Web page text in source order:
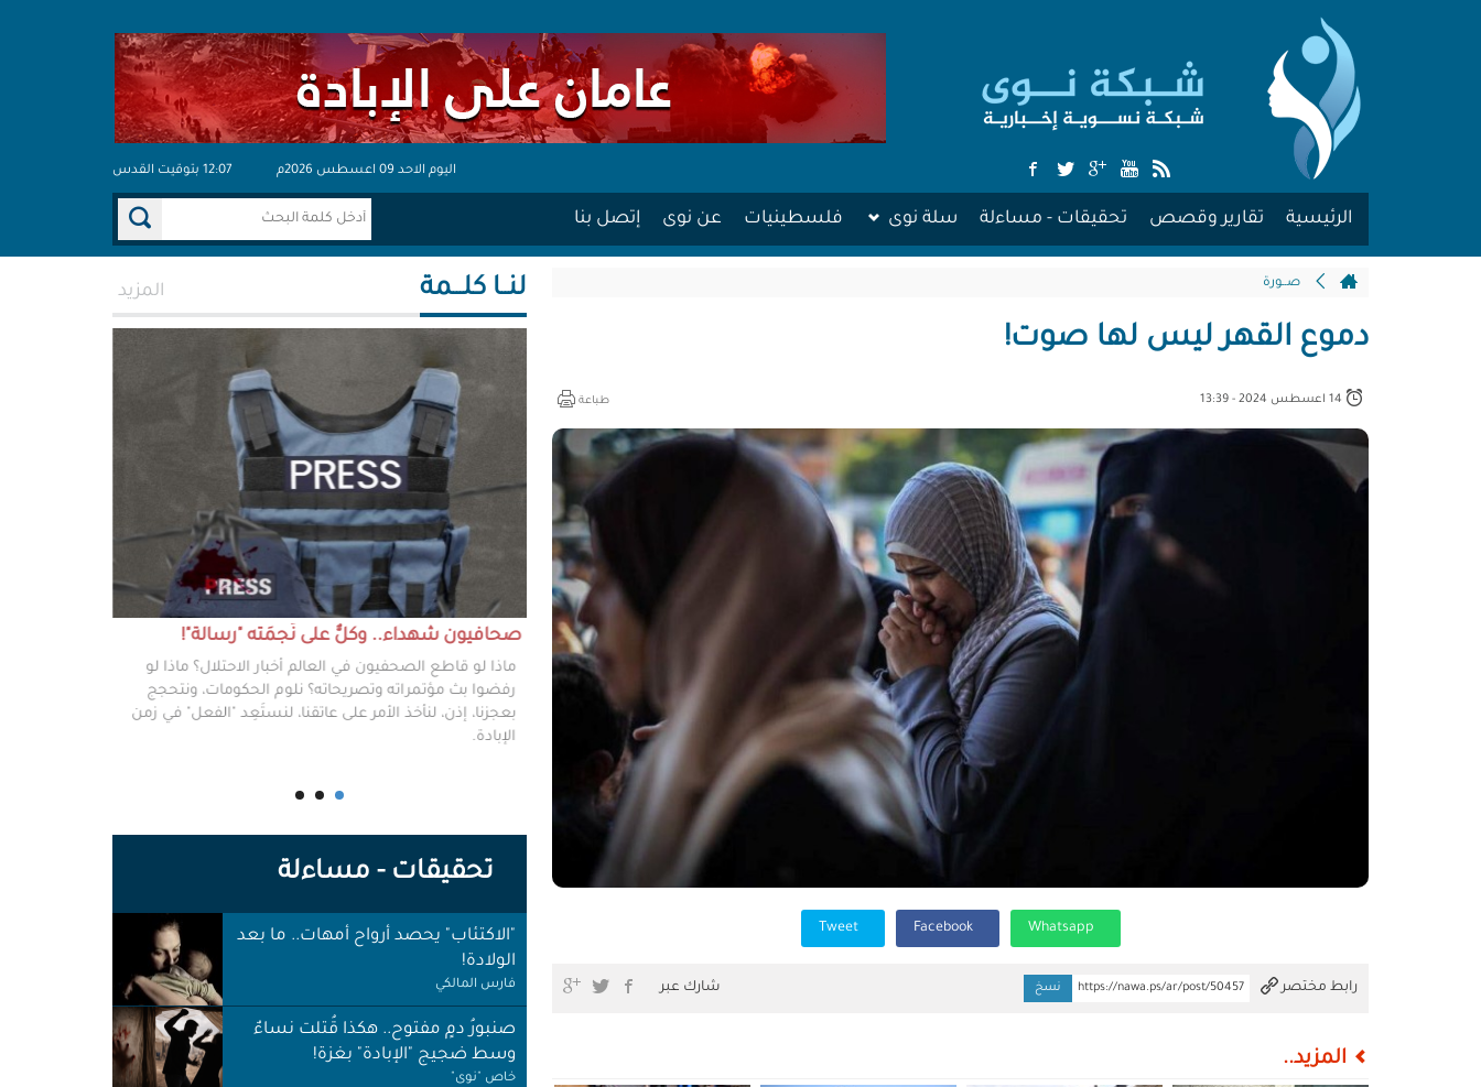
اليوم الاحد 09 اعسطس 2026م 12:07 بتوقيت القدس
الرئيسية تقارير وقصص تحقيقات - مساءلة سلة نوى فلسطينيات عن نوى إتصل بنا
صــورة
دموع القهر ليس لها صوت!
طباعة
Tweet Facebook
رابط مختصر https://nawa.ps/ar/post/50457
تم النسخ نسخ شارك عبر
المزيد..
لنــا كلـــمة المزيد
مش وقته!!
ليس مطلوباً من الصحفي أن يكون مخططًا إستراتيجيًا
ليضع إستراتيجيات عملٍ للهيئات العامة، ولكن من حقه
سؤال من يضعون تلك الاستراتيجيات عن تفاصيلها،
وخططهم في حال حدوث السيناريوهات الأسوأ؟
صحافيون شهداء.. وكلٌّ على نَجمَته "رسالة"!
ماذا لو قاطع الصحفيون في العالم أخبار الاحتلال؟ ماذا لو
رفضوا بث مؤتمراته وتصريحاته؟ نلوم الحكومات، ونتحجج
بعجزنا، إذن، لنأخذ الأمر على عاتقنا، لنستَعِد "الفعل" في زمن
الإبادة.
تحقيقات - مساءلة
"الاكتئاب" يحصد أرواح أمهات.. ما بعد
الولادة!
فارس المالكي
صنبورُ دمٍ مفتوح.. هكذا قُتلت نساءٌ
وسط ضجيج "الإبادة" بغزة!
خاص "نوى"